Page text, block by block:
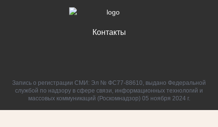
Контакты
Запись о регистрации СМИ: Эл № ФС77-88610, выдано Федеральной
службой по надзору в сфере связи, информационных технологий и
массовых коммуникаций (Роскомнадзор) 05 ноября 2024 г.